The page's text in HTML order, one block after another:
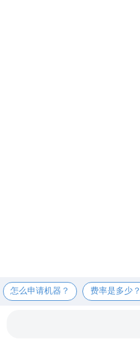
怎么申请机器？ 费率是多少？